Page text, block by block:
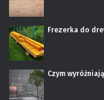
Frezerka do
Czym